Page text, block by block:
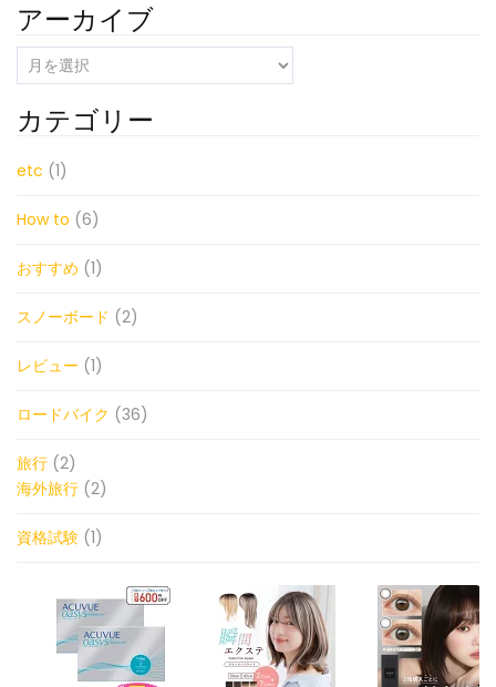
アーカイブ
ー
カ
イ
カテゴリー
etc (1)
How to (6)
おすすめ (1)
スノーボード (2)
レビュー (1)
ロードバイク (36)
旅行 (2)
海外旅行 (2)
資格試験 (1)